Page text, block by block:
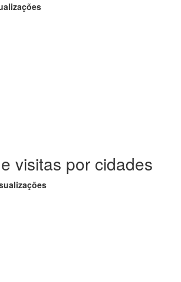
visitas por cidades